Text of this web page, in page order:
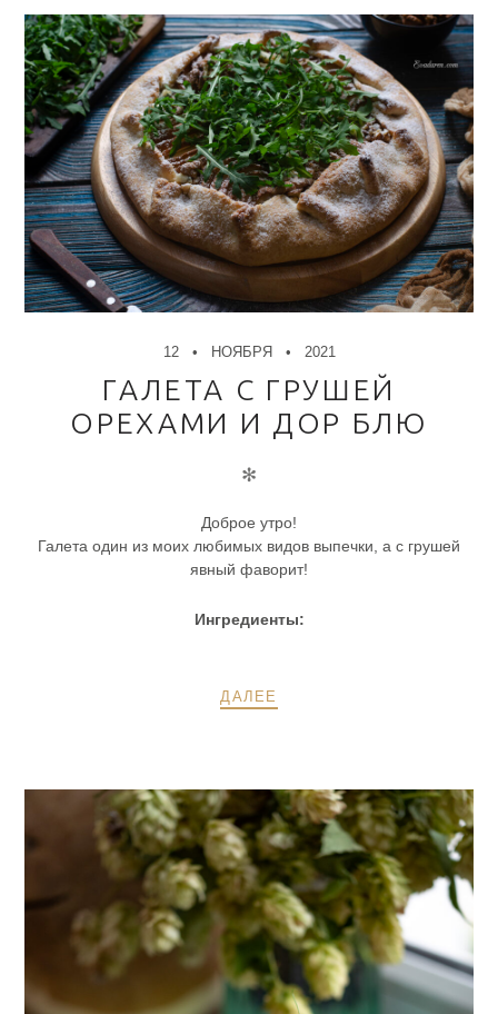
12 НОЯБРЯ 2021
ГАЛЕТА С ГРУШЕЙ
ОРЕХАМИ И ДОР БЛЮ
✻
Доброе утро!
Галета один из моих любимых видов выпечки, а с грушей
явный фаворит!
Ингредиенты:
ДАЛЕЕ